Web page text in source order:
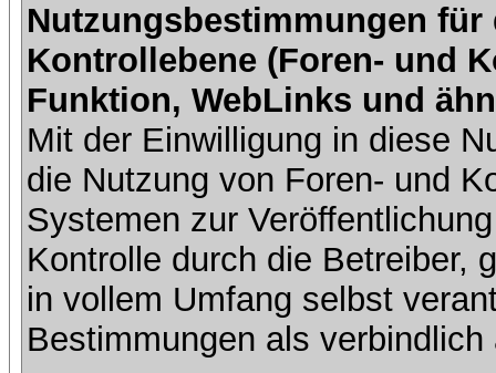
Nutzungsbestimmungen
Kontrollebene (Foren- und
Funktion, WebLinks und
Mit der Einwilligung in diese
die Nutzung von Foren- und
Systemen zur
Kontrolle durch die Betreiber,
in vollem Umfang selbst
Bestimmungen als verbindlich